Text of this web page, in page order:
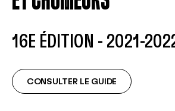
16E ÉDITION - 2021-
CONSULTER LE GUIDE